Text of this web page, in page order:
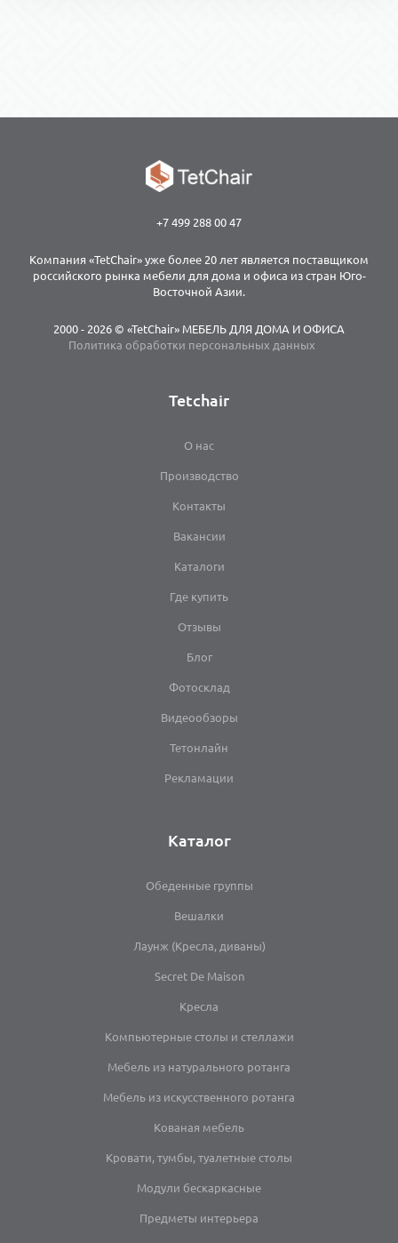
+7 499 288 00 47
Компания «TetChair» уже более 20 лет является поставщиком
российского рынка мебели для дома и офиса из стран Юго-
Восточной Азии.
2000 - 2026 © «TetChair» МЕБЕЛЬ ДЛЯ ДОМА И ОФИСА
Политика обработки персональных данных
Tetchair
О нас
Производство
Контакты
Вакансии
Каталоги
Где купить
Отзывы
Блог
Фотосклад
Видеообзоры
Тетонлайн
Рекламации
Каталог
Обеденные группы
Вешалки
Лаунж (Кресла, диваны)
Secret De Maison
Кресла
Компьютерные столы и стеллажи
Мебель из натурального ротанга
Мебель из искусственного ротанга
Кованая мебель
Кровати, тумбы, туалетные столы
Модули бескаркасные
Предметы интерьера